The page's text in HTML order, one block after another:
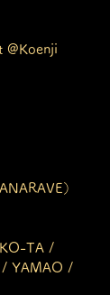
）
TA /
/ YAMAO /